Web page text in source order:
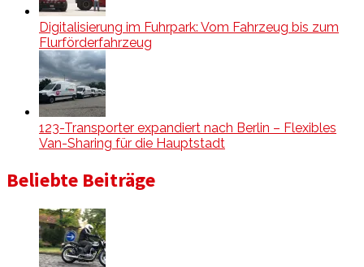
Digitalisierung im Fuhrpark: Vom Fahrzeug bis zum
Flurförderfahrzeug
123-Transporter expandiert nach Berlin – Flexibles
Van-Sharing für die Hauptstadt
Beliebte Beiträge